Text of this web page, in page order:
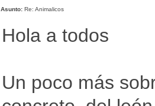
Asunto: Re: Animalicos
Hola a todos
Un poco más